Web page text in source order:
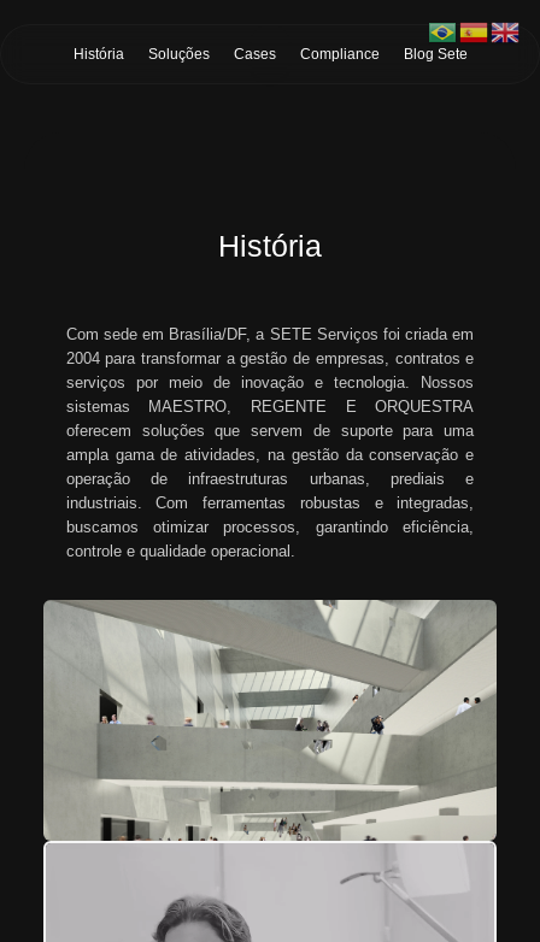
História Soluções Cases Compliance Blog Sete
História
Com sede em Brasília/DF, a SETE Serviços foi criada em
2004 para transformar a gestão de empresas, contratos e
serviços por meio de inovação e tecnologia. Nossos
sistemas MAESTRO, REGENTE E ORQUESTRA
oferecem soluções que servem de suporte para uma
ampla gama de atividades, na gestão da conservação e
operação de infraestruturas urbanas, prediais e
industriais. Com ferramentas robustas e integradas,
buscamos otimizar processos, garantindo eficiência,
controle e qualidade operacional.